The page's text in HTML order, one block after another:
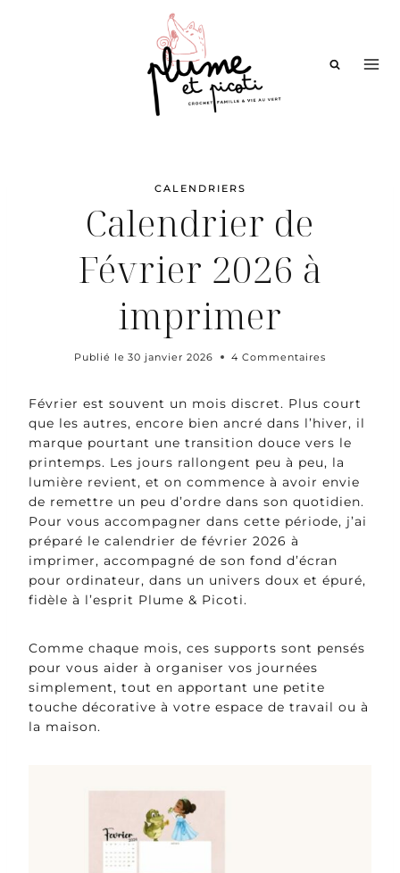
CALENDRIERS
Calendrier de
Février 2026 à
imprimer
Publié le 30 janvier 2026 4 Commentaires
Février est souvent un mois discret. Plus court
que les autres, encore bien ancré dans l’hiver, il
marque pourtant une transition douce vers le
printemps. Les jours rallongent peu à peu, la
lumière revient, et on commence à avoir envie
de remettre un peu d’ordre dans son quotidien.
Pour vous accompagner dans cette période, j’ai
préparé le calendrier de février 2026 à
imprimer, accompagné de son fond d’écran
pour ordinateur, dans un univers doux et épuré,
fidèle à l’esprit Plume & Picoti.
Comme chaque mois, ces supports sont pensés
pour vous aider à organiser vos journées
simplement, tout en apportant une petite
touche décorative à votre espace de travail ou à
la maison.